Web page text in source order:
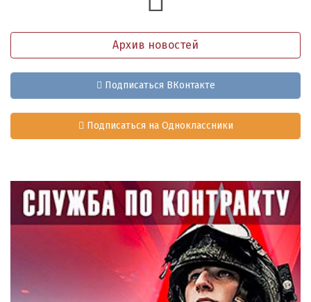
Архив новостей
Подписаться ВКонтакте
Подписаться на Одноклассники